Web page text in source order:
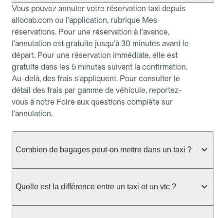
Vous pouvez annuler votre réservation taxi depuis
allocab.com ou l'application, rubrique Mes
réservations. Pour une réservation à l'avance,
l'annulation est gratuite jusqu'à 30 minutes avant le
départ. Pour une réservation immédiate, elle est
gratuite dans les 5 minutes suivant la confirmation.
Au-delà, des frais s'appliquent. Pour consulter le
détail des frais par gamme de véhicule, reportez-
vous à notre Foire aux questions complète sur
l'annulation.
Combien de bagages peut-on mettre dans un taxi ?
taxi berline accueille en général jusqu'à 3 bagages
ou nombreux, précisez-le dans le champ "Message
Quelle est la différence entre un taxi et un vtc ?